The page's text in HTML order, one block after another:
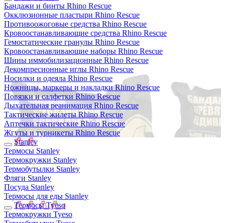
Бандажи и бинты Rhino Rescue
Окклюзионные пластыри Rhino Rescue
Противоожоговые средства Rhino Rescue
Кровоостанавливающие средства Rhino Rescue
Гемостатические гранулы Rhino Rescue
Кровоостанавливающие наборы Rhino Rescue
Шины иммобилизационные Rhino Rescue
Декомпресионные иглы Rhino Rescue
Носилки и одеяла Rhino Rescue
Ножницы, маркеры и накладки Rhino Rescue
Повязки и салфетки Rhino Rescue
Дыхательная реанимация Rhino Rescue
Тактические жилеты Rhino Rescue
Аптечки тактические Rhino Rescue
Жгуты и турникеты Rhino Rescue
Stanley
Термосы Stanley
Термокружки Stanley
Термобутылки Stanley
Фляги Stanley
Посуда Stanley
Термосы для еды Stanley
Термосы Tyeso
Термокружки Tyeso